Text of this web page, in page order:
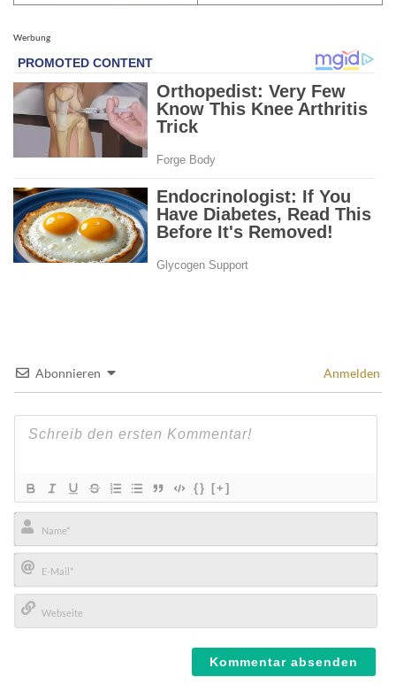
Werbung
Abonnieren Anmelden
{} [+]
Name*
E-
Mail*